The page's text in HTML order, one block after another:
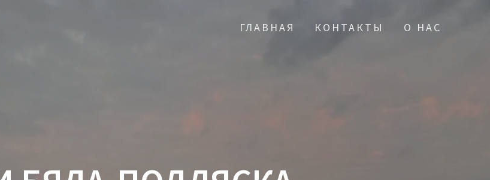
ГЛАВНАЯ КОНТАКТЫ О НАС